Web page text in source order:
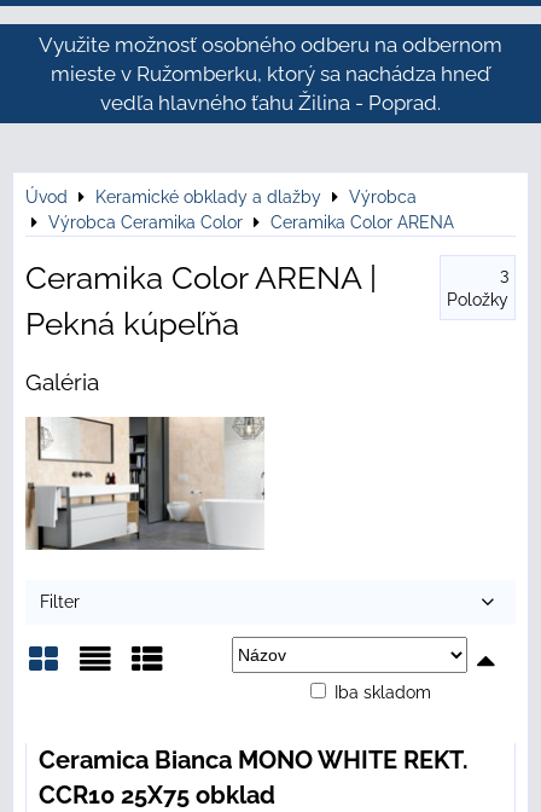
Využite možnosť osobného odberu na odbernom
mieste v Ružomberku, ktorý sa nachádza hneď
vedľa hlavného ťahu Žilina - Poprad.
Úvod Keramické obklady a dlažby
Výrobca
Výrobca Ceramika Color
Ceramika Color ARENA
Ceramika Color ARENA |
Pekná kúpeľňa
3
Položky
Galéria
Filter
Iba skladom
Ceramica Bianca MONO WHITE REKT.
CCR10 25X75 obklad